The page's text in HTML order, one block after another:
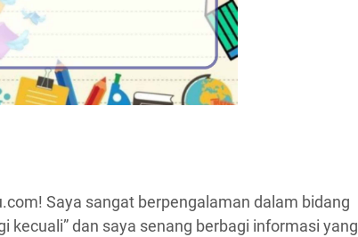
Saya sangat berpengalaman dalam bidang
kecuali” dan saya senang berbagi informasi yang